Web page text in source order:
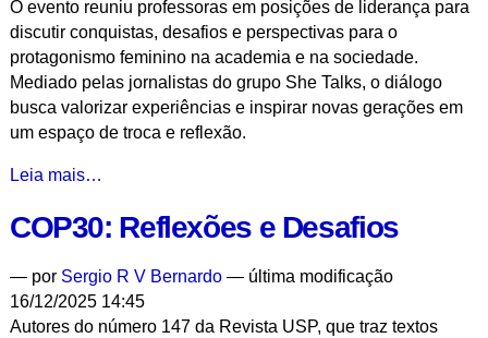
Ludwig,
Marte
Brill
-
O evento reuniu professoras em posições de liderança para
discutir conquistas, desafios e perspectivas para o
protagonismo feminino na academia e na sociedade.
Mediado pelas jornalistas do grupo She Talks, o diálogo
busca valorizar experiências e inspirar novas gerações em
um espaço de troca e reflexão.
Trajetórias
no
Acadêmico
e
Profissional:
Leia mais…
COP30: Reflexões e Desafios
— por Sergio R V Bernardo— última modificação
16/12/2025 14:45
Autores do número 147 da Revista USP, que traz textos